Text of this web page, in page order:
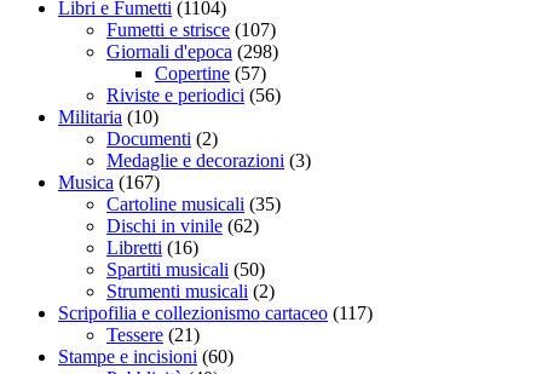
Libri e Fumetti (1104)
Fumetti e strisce (107)
Giornali d'epoca (298)
Copertine (57)
Riviste e periodici (56)
Militaria (10)
Documenti (2)
Medaglie e decorazioni (3)
Musica (167)
Cartoline musicali (35)
Dischi in vinile (62)
Libretti (16)
Spartiti musicali (50)
Strumenti musicali (2)
Scripofilia e collezionismo cartaceo (117)
Tessere (21)
Stampe e incisioni (60)